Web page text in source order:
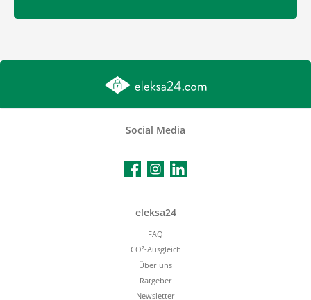
Social Media
FacebookInstagramLinkedIn
eleksa24
FAQ
CO²-Ausgleich
Über uns
Ratgeber
Newsletter